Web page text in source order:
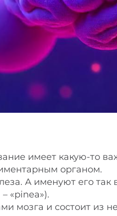
имеет какую-то
органом.
А именуют его так
«pinea»).
мозга и состоит из